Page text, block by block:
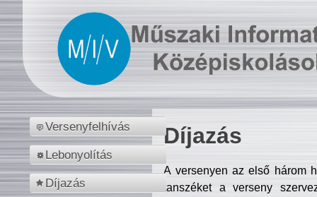
Versenyfelhívás
Lebonyolítás
Díjazás
Díjazás
A versenyen az első három
tanszéket a verseny